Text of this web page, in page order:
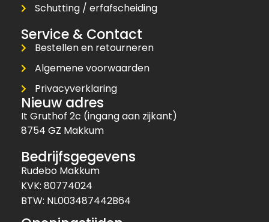
Schutting / erfafscheiding
Service & Contact
Bestellen en retourneren
Algemene voorwaarden
Privacyverklaring
Nieuw adres
It Gruthof 2c (ingang aan zijkant)
8754 GZ Makkum
Bedrijfsgegevens
Rudebo Makkum
KVK: 80774024
BTW: NL003487442B64